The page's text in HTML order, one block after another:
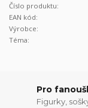
Číslo produktu:
EAN kód:
Výrobce:
Téma:
Pro
Figurky,